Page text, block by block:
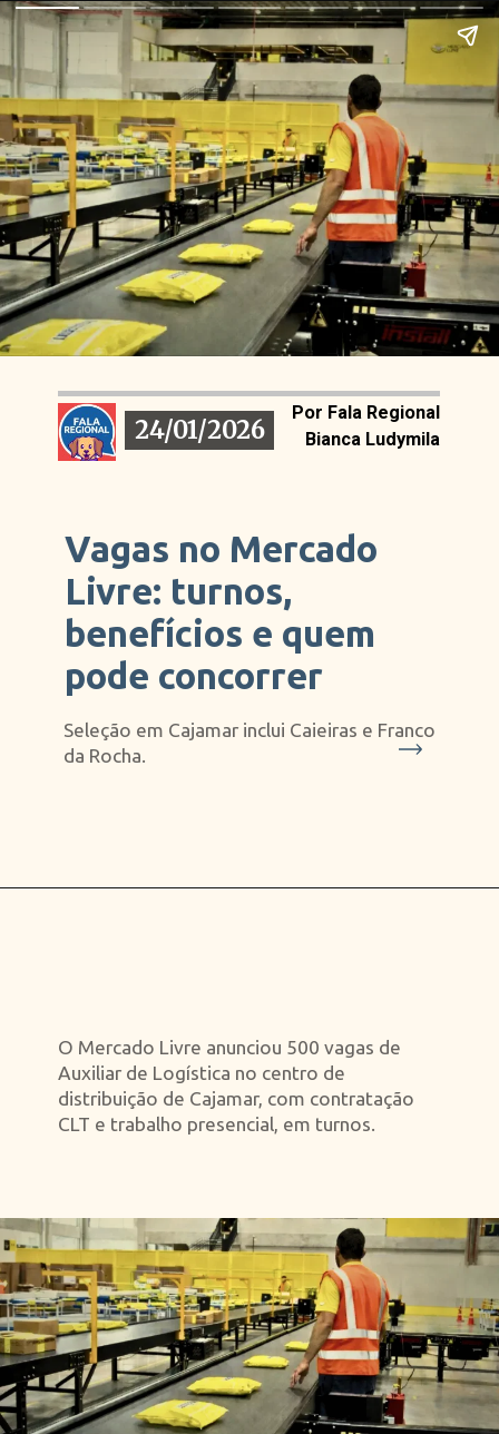
Seleção em Cajamar inclui Caieiras e Franco
da Rocha.
Vagas no Mercado
Livre: turnos,
benefícios e quem
pode concorrer
Por Fala Regional
Bianca Ludymila
24/01/2026
24/01/2026
O Mercado Livre anunciou 500 vagas de
Auxiliar de Logística no centro de
distribuição de Cajamar, com contratação
CLT e trabalho presencial, em turnos.